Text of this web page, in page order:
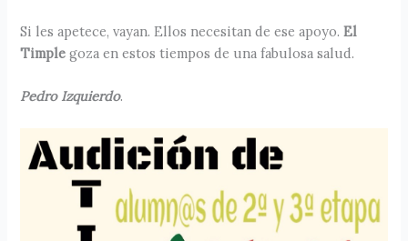
Si les apetece, vayan. Ellos necesitan de ese apoyo.El
Timplegoza en estos tiempos de una fabulosa salud.
Pedro Izquierdo.